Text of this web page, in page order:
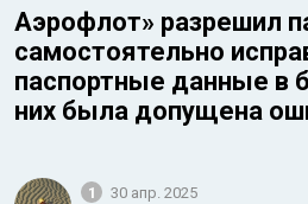
Аэрофлот» разрешил
самостоятельно
паспортные данные в
них была допущена
1 30 апр. 2025